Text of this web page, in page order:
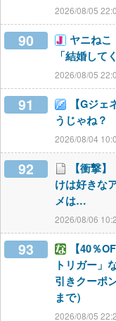
2026/08/05
90
ヤニねこ
「結婚し
2026/08/05
91
【Gジ
うじゃね？
2026/08/04
92
【衝撃
けは好きな
メは…
2026/08/06
93
【40％
トリガー」
引きクーポ
まで）
2026/08/05